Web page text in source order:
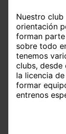
Nuestro
orientación
forman
sobre todo
tenemos
clubs, desde
la licencia
formar
entrenos